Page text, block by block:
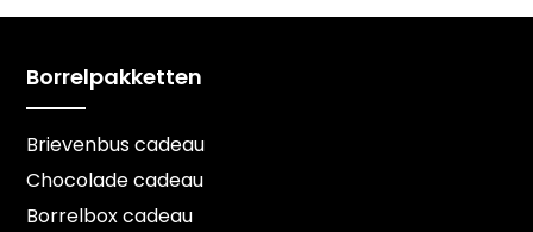
Borrelpakketten
Brievenbus cadeau
Chocolade cadeau
Borrelbox cadeau